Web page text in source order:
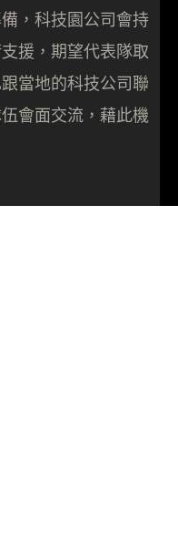
，科技園公司會持
援，期望代表隊取
當地的科技公司聯
會面交流，藉此機